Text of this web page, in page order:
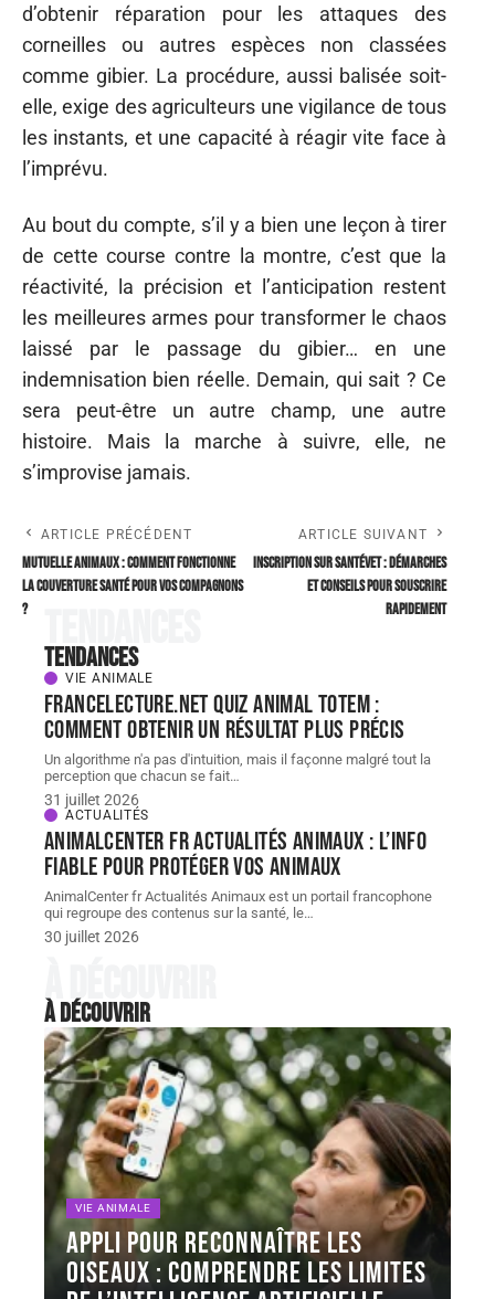
d’obtenir réparation pour les attaques des
corneilles ou autres espèces non classées
comme gibier. La procédure, aussi balisée soit-
elle, exige des agriculteurs une vigilance de tous
les instants, et une capacité à réagir vite face à
l’imprévu.
Au bout du compte, s’il y a bien une leçon à tirer
de cette course contre la montre, c’est que la
réactivité, la précision et l’anticipation restent
les meilleures armes pour transformer le chaos
laissé par le passage du gibier… en une
indemnisation bien réelle. Demain, qui sait ? Ce
sera peut-être un autre champ, une autre
histoire. Mais la marche à suivre, elle, ne
s’improvise jamais.
ARTICLE PRÉCÉDENT
Mutuelle animaux : comment fonctionne
la couverture santé pour vos compagnons
?
ARTICLE SUIVANT
Inscription sur SantéVet : démarches
et conseils pour souscrire
rapidement
Tendances
VIE ANIMALE
FranceLecture.net quiz animal totem :
comment obtenir un résultat plus précis
Un algorithme n'a pas d'intuition, mais il façonne malgré tout la
perception que chacun se fait…
31 juillet 2026
ACTUALITÉS
AnimalCenter fr Actualités Animaux : l’info
fiable pour protéger vos animaux
AnimalCenter fr Actualités Animaux est un portail francophone
qui regroupe des contenus sur la santé, le…
30 juillet 2026
À découvrir
À découvrir
VIE ANIMALE
Appli pour reconnaître les
oiseaux : comprendre les limites